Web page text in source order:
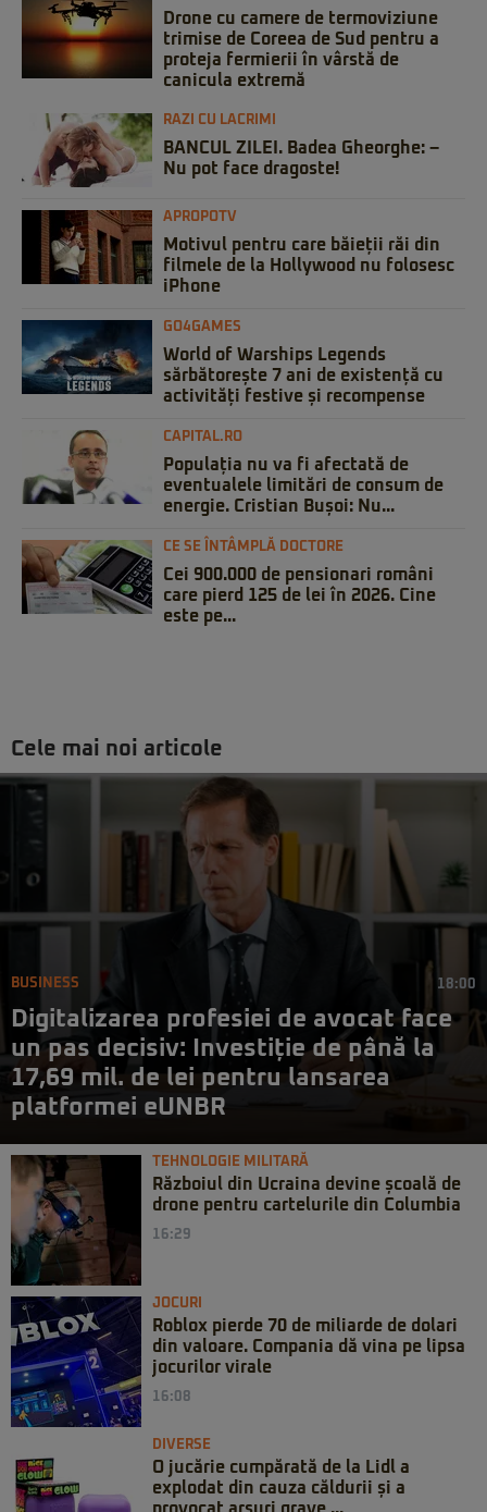
Drone cu camere de termoviziune
trimise de Coreea de Sud pentru a
proteja fermierii în vârstă de
canicula extremă
RAZI CU LACRIMI
BANCUL ZILEI. Badea Gheorghe: –
Nu pot face dragoste!
APROPOTV
Motivul pentru care băieții răi din
filmele de la Hollywood nu folosesc
iPhone
GO4GAMES
World of Warships Legends
sărbătorește 7 ani de existență cu
activități festive și recompense
CAPITAL.RO
Populația nu va fi afectată de
eventualele limitări de consum de
energie. Cristian Bușoi: Nu...
CE SE ÎNTÂMPLĂ DOCTORE
Cei 900.000 de pensionari români
care pierd 125 de lei în 2026. Cine
este pe...
Cele mai noi articole
BUSINESS 18:00
Digitalizarea profesiei de avocat face
un pas decisiv: Investiție de până la
17,69 mil. de lei pentru lansarea
platformei eUNBR
TEHNOLOGIE MILITARĂ
Războiul din Ucraina devine școală de
drone pentru cartelurile din Columbia
16:29
JOCURI
Roblox pierde 70 de miliarde de dolari
din valoare. Compania dă vina pe lipsa
jocurilor virale
16:08
DIVERSE
O jucărie cumpărată de la Lidl a
explodat din cauza căldurii și a